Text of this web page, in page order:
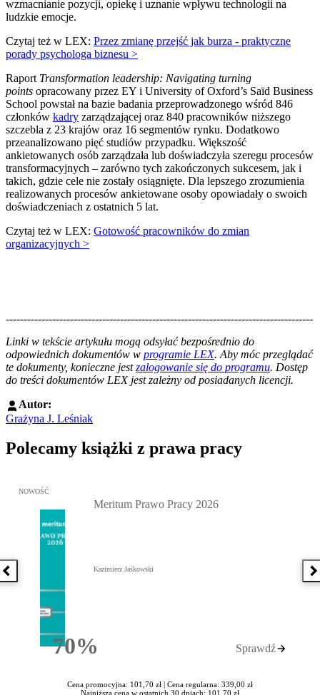
wzmacnianie pozycji, opiekę i uznanie wpływu technologii na
ludzkie emocje.
Czytaj też w LEX: Przez zmianę przejść jak burza - praktyczne
porady psychologa biznesu >
Raport Transformation leadership: Navigating turning
points opracowany przez EY i University of Oxford’s Saïd Business
School powstał na bazie badania przeprowadzonego wśród 846
członków kadry zarządzającej oraz 840 pracowników niższego
szczebla z 23 krajów oraz 16 segmentów rynku. Dodatkowo
przeanalizowano pięć studiów przypadku. Większość
ankietowanych osób zarządzała lub doświadczyła szeregu procesów
transformacyjnych – zarówno tych zakończonych sukcesem, jak i
takich, gdzie cele nie zostały osiągnięte. Dla lepszego zrozumienia
realizowanych procesów ankietowane osoby opowiadały o swoich
doświadczeniach z ostatnich 5 lat.
Czytaj też w LEX: Gotowość pracowników do zmian
organizacyjnych >
--------------------------------------------------------------------------------------
Linki w tekście artykułu mogą odsyłać bezpośrednio do
odpowiednich dokumentów w programie LEX. Aby móc przeglądać
te dokumenty, konieczne jestzalogowanie się do programu. Dostęp
do treści dokumentów LEX jest zależny od posiadanych licencji.
Autor:
Grażyna J. Leśniak
Polecamy książki z prawa pracy
Poprzednia książka
Przejdź do: Meritum Prawo Pracy 2026, Kazimierz Jaśkowski -
NOWOŚĆ
70%Rabatu
Meritum Prawo Pracy 2026
Kazimierz Jaśkowski
Sprawdź
Cena promocyjna: 101,70 zł | Cena regularna: 339,00 zł
Najniższa cena w ostatnich 30 dniach: 101,70 zł